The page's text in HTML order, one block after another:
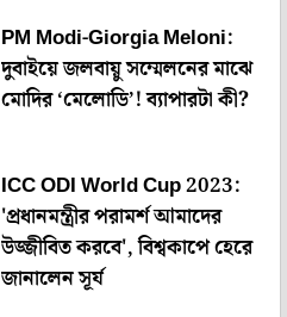
PM Modi-Giorgia Meloni:
দুবাইয়ে জলবায়ু সম্মেলনের মাঝে
মোদির ‘মেলোডি’! ব্যাপারটা কী?
ICC ODI World Cup 2023:
'প্রধানমন্ত্রীর পরামর্শ আমাদের
উজ্জীবিত করবে', বিশ্বকাপে হেরে
জানালেন সূর্য